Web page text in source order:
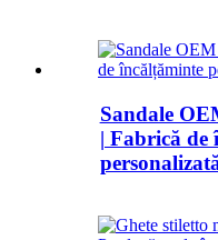
Sandale
| Fabrică de